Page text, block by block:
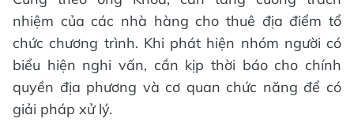
nhiệm của các nhà hàng cho thuê địa điểm tổ
chức chương trình. Khi phát hiện nhóm người có
biểu hiện nghi vấn, cần kịp thời báo cho chính
quyền địa phương và cơ quan chức năng để có
giải pháp xử lý.